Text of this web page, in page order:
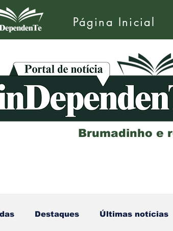
Página Inicial
Brumadinho e
Destaques Últimas notícias